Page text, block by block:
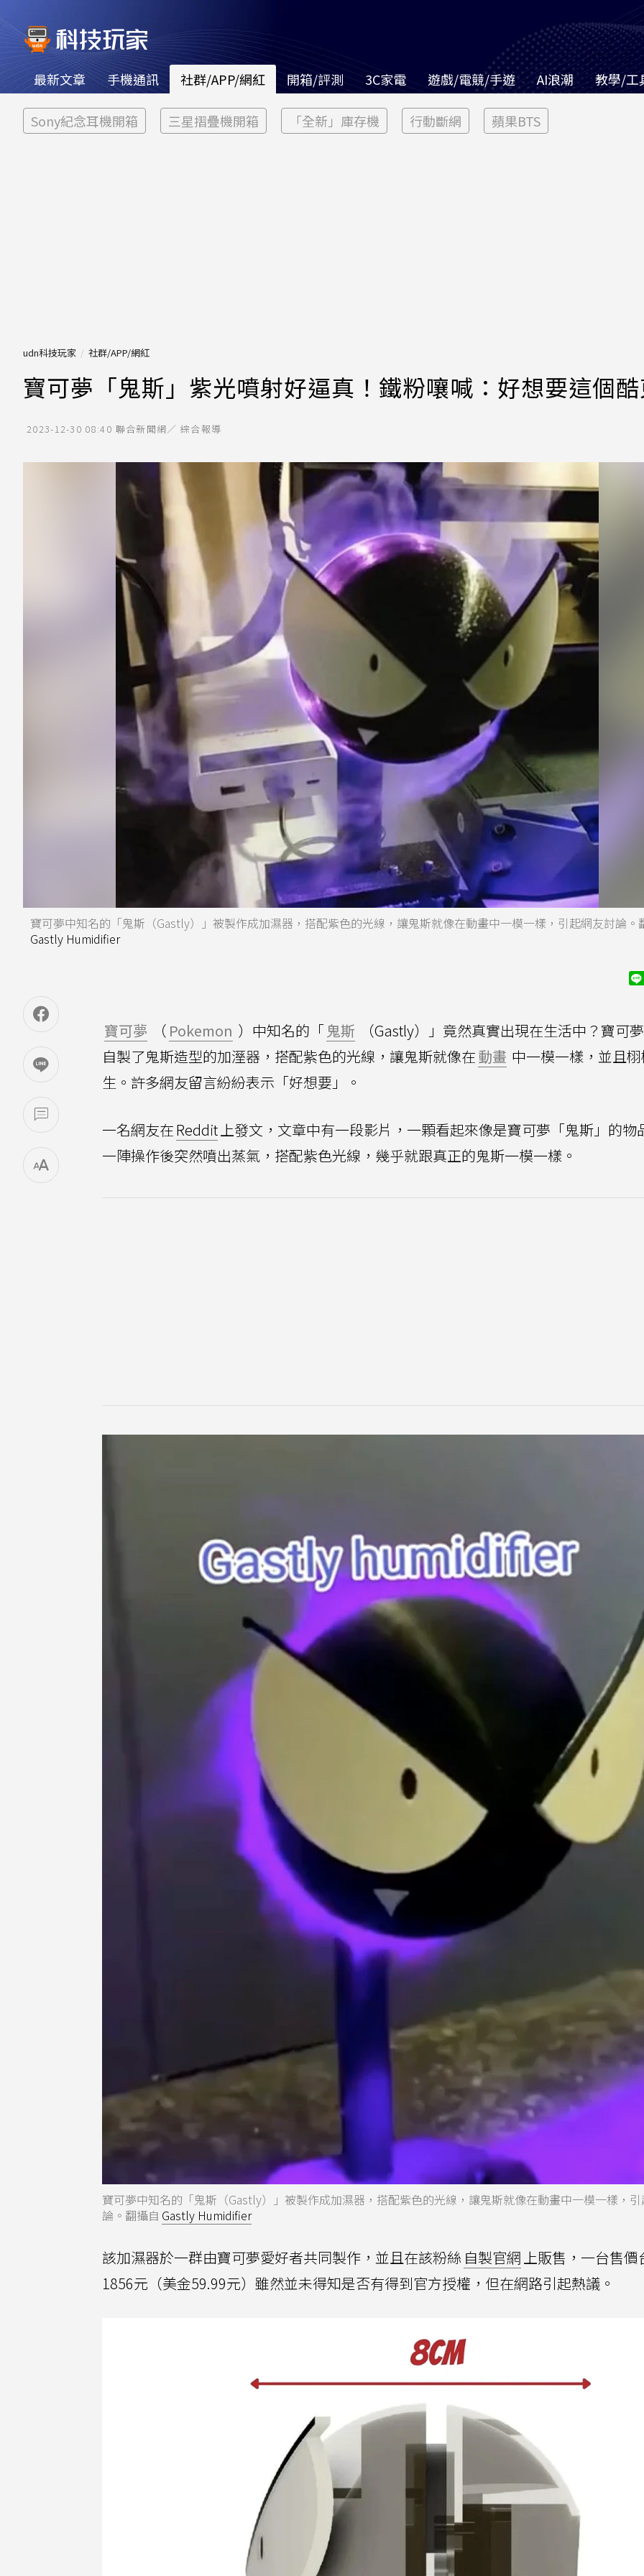
最新文章 手機通訊 社群/APP/網紅 開箱/評測 3C家電 遊戲/電競/手遊 AI浪潮 教學/工
Sony紀念耳機開箱 三星摺疊機開箱 「全新」庫存機 行動斷網 蘋果BTS
udn科技玩家 社群/APP/網紅
寶可夢「鬼斯」紫光噴射好逼真！鐵粉嚷喊：好想要這個
2023-12-30 08:40 聯合新聞網／ 綜合報導
寶可夢中知名的「鬼斯（Gastly）」被製作成加濕器，搭配紫色的光線，讓鬼斯就像在動畫中一模一樣，引起網友討論。
Gastly Humidifier
寶可夢 （ Pokemon ）中知名的「鬼斯
（Gastly）」竟然真實出現在生活中？寶可
自製了鬼斯造型的加溼器，搭配紫色的光線，讓鬼斯就像在動畫 中一模一樣，並且
生。許多網友留言紛紛表示「好想要」。
一名網友在Reddit上發文，文章中有一段影片，一顆看起來像是寶可夢「鬼斯」的物
一陣操作後突然噴出蒸氣，搭配紫色光線，幾乎就跟真正的鬼斯一模一樣。
寶可夢中知名的「鬼斯（Gastly）」被製作成加濕器，搭配紫色的光線，讓鬼斯就像在動畫中一模一樣，
論。翻攝自 Gastly Humidifier
該加濕器於一群由寶可夢愛好者共同製作，並且在該粉絲 自製官網 上販售，一台售價
1856元（美金59.99元）雖然並未得知是否有得到官方授權，但在網路引起熱議。